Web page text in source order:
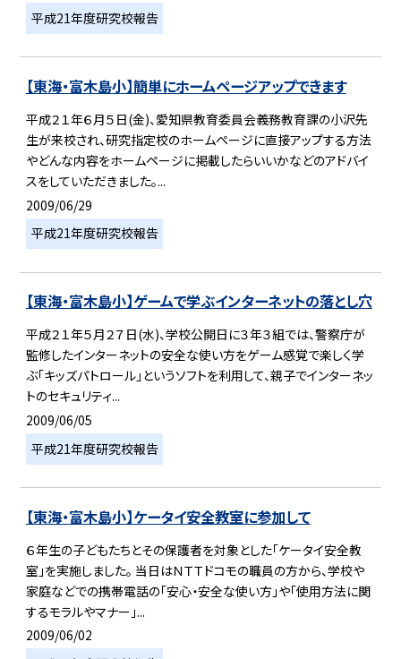
平成21年度研究校報告
【東海・富木島小】簡単にホームページアップできます
平成２１年６月５日(金)、愛知県教育委員会義務教育課の小沢先
生が来校され、研究指定校のホームページに直接アップする方法
やどんな内容をホームページに掲載したらいいかなどのアドバイ
スをしていただきました。...
2009/06/29
平成21年度研究校報告
【東海・富木島小】ゲームで学ぶインターネットの落とし穴
平成２１年５月２７日(水)、学校公開日に３年３組では、警察庁が
監修したインターネットの安全な使い方をゲーム感覚で楽しく学
ぶ「キッズパトロール」というソフトを利用して、親子でインターネッ
トのセキュリティ...
2009/06/05
平成21年度研究校報告
【東海・富木島小】ケータイ安全教室に参加して
６年生の子どもたちとその保護者を対象とした「ケータイ安全教
室」を実施しました。 当日はＮＴＴドコモの職員の方から、学校や
家庭などでの携帯電話の「安心・安全な使い方」や「使用方法に関
するモラルやマナー」...
2009/06/02